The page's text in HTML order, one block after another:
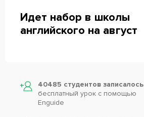
Идет набор в школы
английского на август
40485 студентов записалось
бесплатный урок с помощью
Enguide